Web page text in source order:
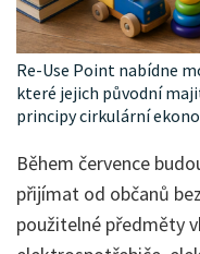
Re-Use Point nabídne
které jejich původní
principy cirkulární
Během července
přijímat od občanů
použitelné předměty